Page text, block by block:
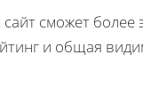
сможет более
и общая